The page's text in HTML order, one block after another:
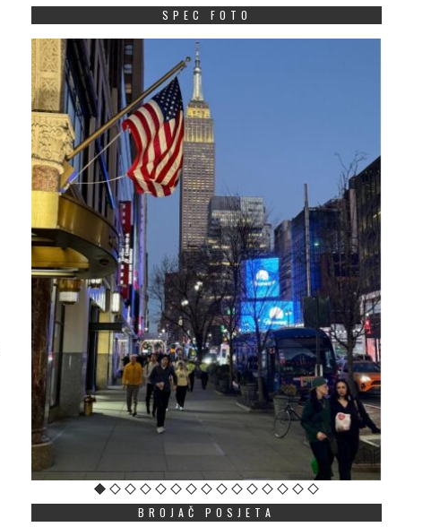
SPEC FOTO
BROJAČ POSJETA